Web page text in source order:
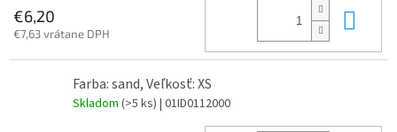
€6,20
€7,63 vrátane DPH
Farba: sand, Veľkosť: XS
Skladom (>5 ks) | 01ID0112000